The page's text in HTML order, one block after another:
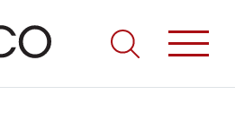
os Médicos. Onde as notícias
que se passa na Saúde!